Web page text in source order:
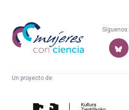
Mujeres
con
ciencia
Síguenos:
Un proyecto de: